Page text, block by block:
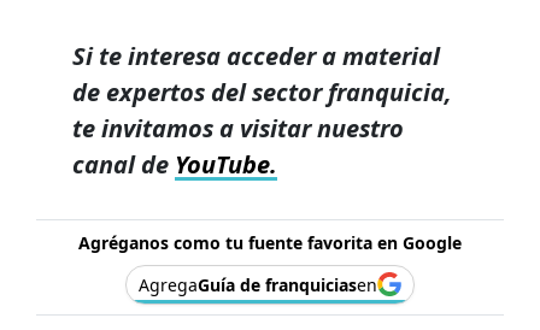
Si te interesa acceder a material
de expertos del sector franquicia,
te invitamos a visitar nuestro
canal de YouTube.
Agréganos como tu fuente favorita en Google
AgregaGuía de franquiciasen